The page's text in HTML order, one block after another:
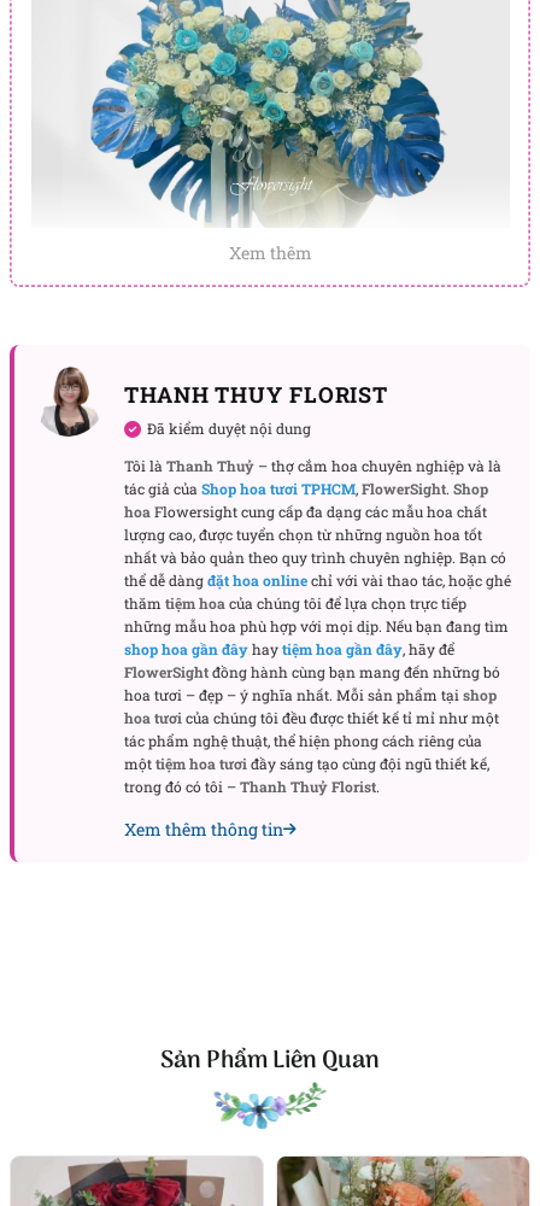
Kệ hoa khai trương Sang trọng
Thông điệp chúc phúc mạnh mẽ – gửi trọn kỳ vọng
thành công khai trương
Mỗi loài hoa trong kệ mang một thông điệp riêng:
lan hồ điệp tượng trưng cho vượng khí, hoa đồng
tiền đại diện tài lộc, hồng Ecuador thể hiện tình cảm
bền lâu. Tất cả cùng tạo nên lời chúc đầy may mắn,
phúc lộc và phát triển thịnh vượng gửi đến gia chủ
trong ngày khai trương.
Xem thêm các mẫuhoa chúc mừng,kệ hoa chúc
cho các dịp lễ quan trọng ở cửa hàng
FlowerSight:
Không chỉ là món quà mang tính hình thức, kệ hoa
còn thể hiện sự tinh tế và thiện chí đầu tư lâu dài
trong mối quan hệ hợp tác. Với chất lượng hoa nhập
khẩu tươi lâu và phong cách sắp xếp chuẩn mực,
đây là món quà khiến người nhận cảm nhận được
sự trân trọng và uy tín từ người tặng.
Xem thêm
THANH THUY FLORIST
Đã kiểm duyệt nội dung
Tôi làThanh Thuỷ – thợ cắm hoa chuyên nghiệp và là
tác giả củaShop hoa tươi TPHCM,FlowerSight. Shop
hoaFlowersight cung cấp đa dạng các mẫu hoa chất
lượng cao, được tuyển chọn từ những nguồn hoa tốt
nhất và bảo quản theo quy trình chuyên nghiệp. Bạn có
thể dễ dàngđặt hoa onlinechỉ với vài thao tác, hoặc ghé
thămtiệm hoacủa chúng tôi để lựa chọn trực tiếp
những mẫu hoa phù hợp với mọi dịp. Nếu bạn đang tìm
shop hoa gần đâyhaytiệm hoa gần đây, hãy để
FlowerSightđồng hành cùng bạn mang đến những bó
hoa tươi – đẹp – ý nghĩa nhất. Mỗi sản phẩm tạishop
hoa tươicủa chúng tôi đều được thiết kế tỉ mỉ như một
tác phẩm nghệ thuật, thể hiện phong cách riêng của
mộttiệm hoa tươiđầy sáng tạo cùng đội ngũ thiết kế,
trong đó có tôi –Thanh Thuỷ Florist.
Xem thêm thông tin
Sản Phẩm Liên Quan